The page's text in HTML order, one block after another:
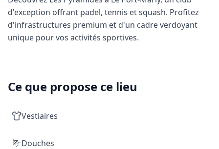
d'exception offrant padel, tennis et squash. Profitez
d'infrastructures premium et d'un cadre verdoyant
unique pour vos activités sportives.
Ce que propose ce lieu
Vestiaires
Douches